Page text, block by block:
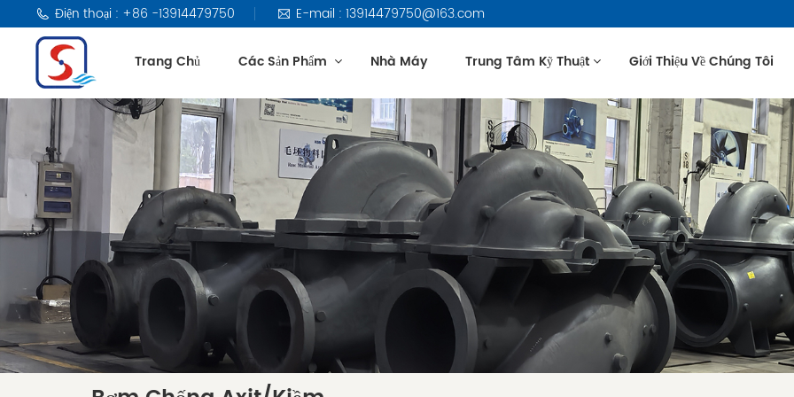
Điện thoại : +86 -13914479750 E-mail : 13914479750@163.com
Trang Chủ Các Sản Phẩm Nhà Máy Trung Tâm Kỹ Thuật Giới Thiệu Về Chúng Tôi